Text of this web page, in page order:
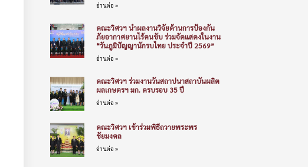
อ่านต่อ »
คณะวิศวฯ นำผลงานวิจัยด้านการป้องกัน
ภัยอากาศยานไร้คนขับ ร่วมจัดแสดงในงาน
“วันภูมิปัญญานักรบไทย ประจำปี 2569”
อ่านต่อ »
คณะวิศวฯ ร่วมงานวันสถาปนาสถาบันผลิต
ผลเกษตรฯ มก. ครบรอบ 35 ปี
อ่านต่อ »
คณะวิศวฯ เข้าร่วมพิธีถวายพระพร
ชัยมงคล
อ่านต่อ »